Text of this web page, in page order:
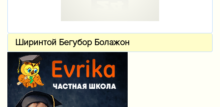
Ширинтой Бегубор Болажон